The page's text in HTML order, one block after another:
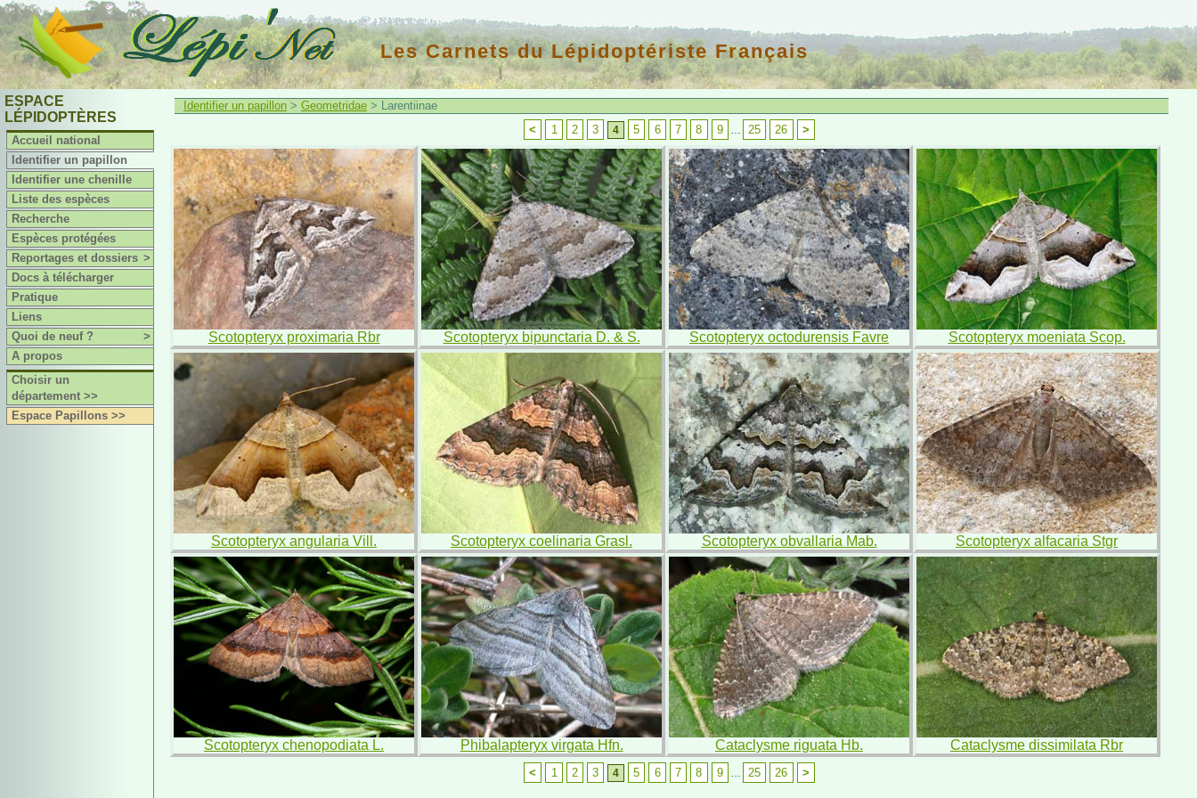
Les Carnets du Lépidoptériste Français
ESPACE
LÉPIDOPTÈRES
Accueil national
Identifier un papillon
Identifier une chenille
Liste des espèces
Recherche
Espèces protégées
Reportages et dossiers >
Docs à télécharger
Pratique
Liens
Quoi de neuf ?
>
A propos
Choisir un
département >>
Espace Papillons >>
Identifier un papillon > Geometridae > Larentiinae
<
1 2 3 4 5 6 7 8 9 … 25 26 >
Scotopteryx proximaria Rbr Scotopteryx bipunctaria D. & S. Scotopteryx octodurensis Favre Scotopteryx moeniata Scop.
Scotopteryx angularia Vill. Scotopteryx coelinaria Grasl. Scotopteryx obvallaria Mab. Scotopteryx alfacaria Stgr
Scotopteryx chenopodiata L. Phibalapteryx virgata Hfn. Cataclysme riguata Hb. Cataclysme dissimilata Rbr
< 1 2 3 4 5 6 7 8 9 … 25 26 >